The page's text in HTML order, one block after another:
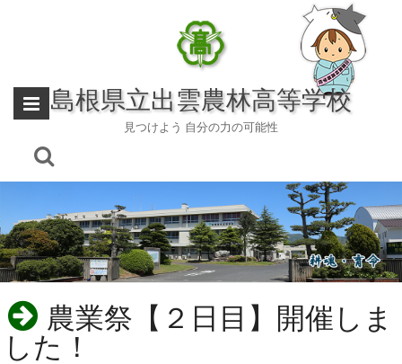
島根県立出雲農林高等学校
見つけよう 自分の力の可能性
農業祭【２日目】開催しま
した！